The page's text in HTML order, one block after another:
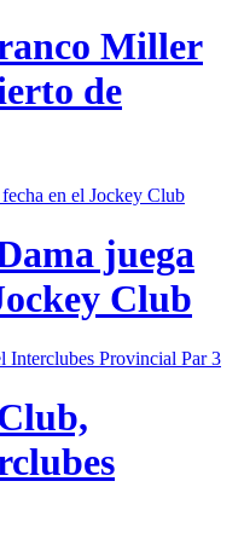
Miller
de
juega
Club